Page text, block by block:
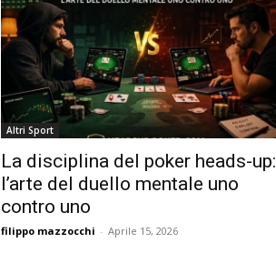
Altri Sport
La disciplina del poker heads-up:
l’arte del duello mentale uno
contro uno
filippo mazzocchi - Aprile 15, 2026